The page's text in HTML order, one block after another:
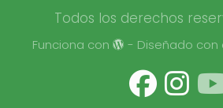
Todos los derechos
Funciona con - Diseñado con